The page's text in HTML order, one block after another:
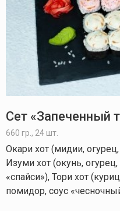
Сет «Запеченный
660 гр., 24 шт.
Окари хот (мидии,
Изуми хот (окунь,
«спайси»), Тори хот
помидор, соус